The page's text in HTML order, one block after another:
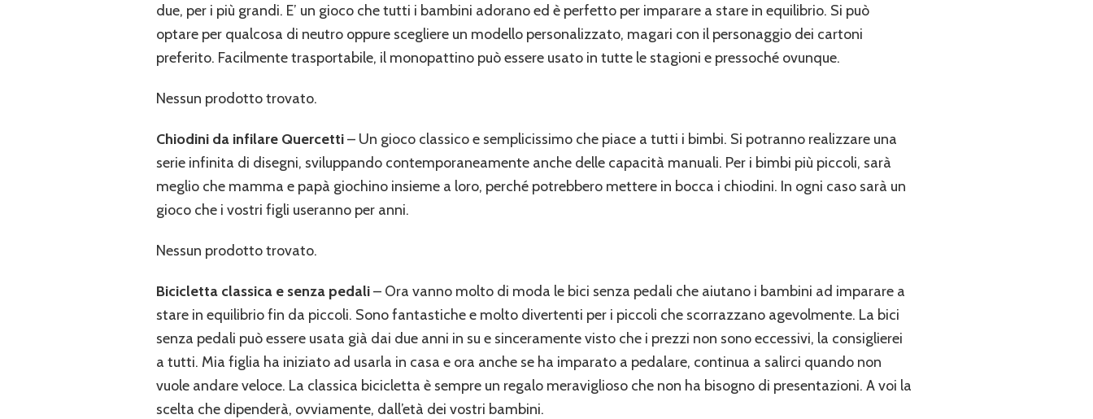
due, per i più grandi. E’ un gioco che tutti i bambini adorano ed è perfetto per imparare a stare in equilibrio. Si può
optare per qualcosa di neutro oppure scegliere un modello personalizzato, magari con il personaggio dei cartoni
preferito. Facilmente trasportabile, il monopattino può essere usato in tutte le stagioni e pressoché ovunque.
Nessun prodotto trovato.
Chiodini da infilare Quercetti– Un gioco classico e semplicissimo che piace a tutti i bimbi. Si potranno realizzare una
serie infinita di disegni, sviluppando contemporaneamente anche delle capacità manuali. Per i bimbi più piccoli, sarà
meglio che mamma e papà giochino insieme a loro, perché potrebbero mettere in bocca i chiodini. In ogni caso sarà un
gioco che i vostri figli useranno per anni.
Nessun prodotto trovato.
Bicicletta classica e senza pedali– Ora vanno molto di moda le bici senza pedali che aiutano i bambini ad imparare a
stare in equilibrio fin da piccoli. Sono fantastiche e molto divertenti per i piccoli che scorrazzano agevolmente. La bici
senza pedali può essere usata già dai due anni in su e sinceramente visto che i prezzi non sono eccessivi, la consiglierei
a tutti. Mia figlia ha iniziato ad usarla in casa e ora anche se ha imparato a pedalare, continua a salirci quando non
vuole andare veloce. La classica bicicletta è sempre un regalo meraviglioso che non ha bisogno di presentazioni. A voi la
scelta che dipenderà, ovviamente, dall’età dei vostri bambini.